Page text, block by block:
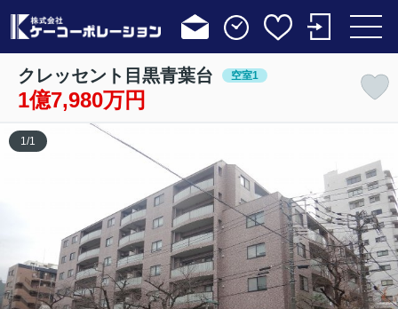
クレッセント目黒青葉台 空室1
1億7,980万円
1 /1